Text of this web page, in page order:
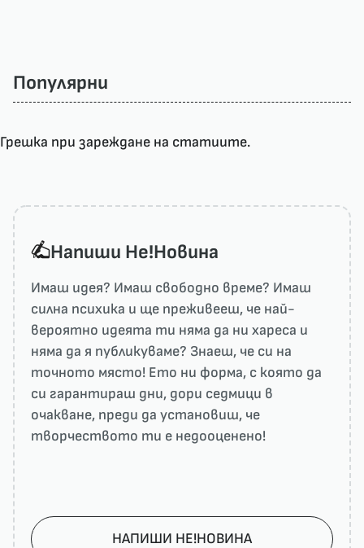
Популярни
Грешка при зареждане на статиите.
Напиши He!Новина
Имаш идея? Имаш свободно време? Имаш
силна психика и ще преживееш, че най-
вероятно идеята ти няма да ни харесa и
няма да я публикуваме? Знаеш, че си на
точното място! Ето ни форма, с която да
си гарантираш дни, дори седмици в
очакване, преди да установиш, че
творчеството ти е недооценено!
НАПИШИ НЕ!НОВИНА